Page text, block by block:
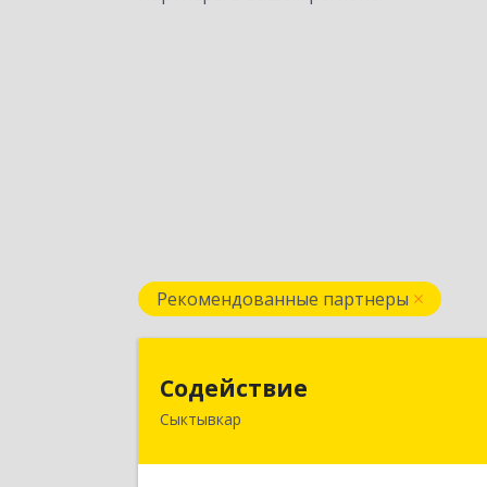
Рекомендованные партнеры
Содействие
Сыктывкар167004, Коми Респ, Сыктывкар г,